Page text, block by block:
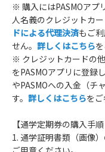
※ 購入にはPASMOアプ
人名義のクレジットカー
ドによる代理決済もご
せん。 詳しくはこちら
※ クレジットカードの
をPASMOアプリに登録
やPASMOへの入金（チ
す。 詳しくはこちらをご
【通学定期券の購入手
1. 通学証明書類（画像